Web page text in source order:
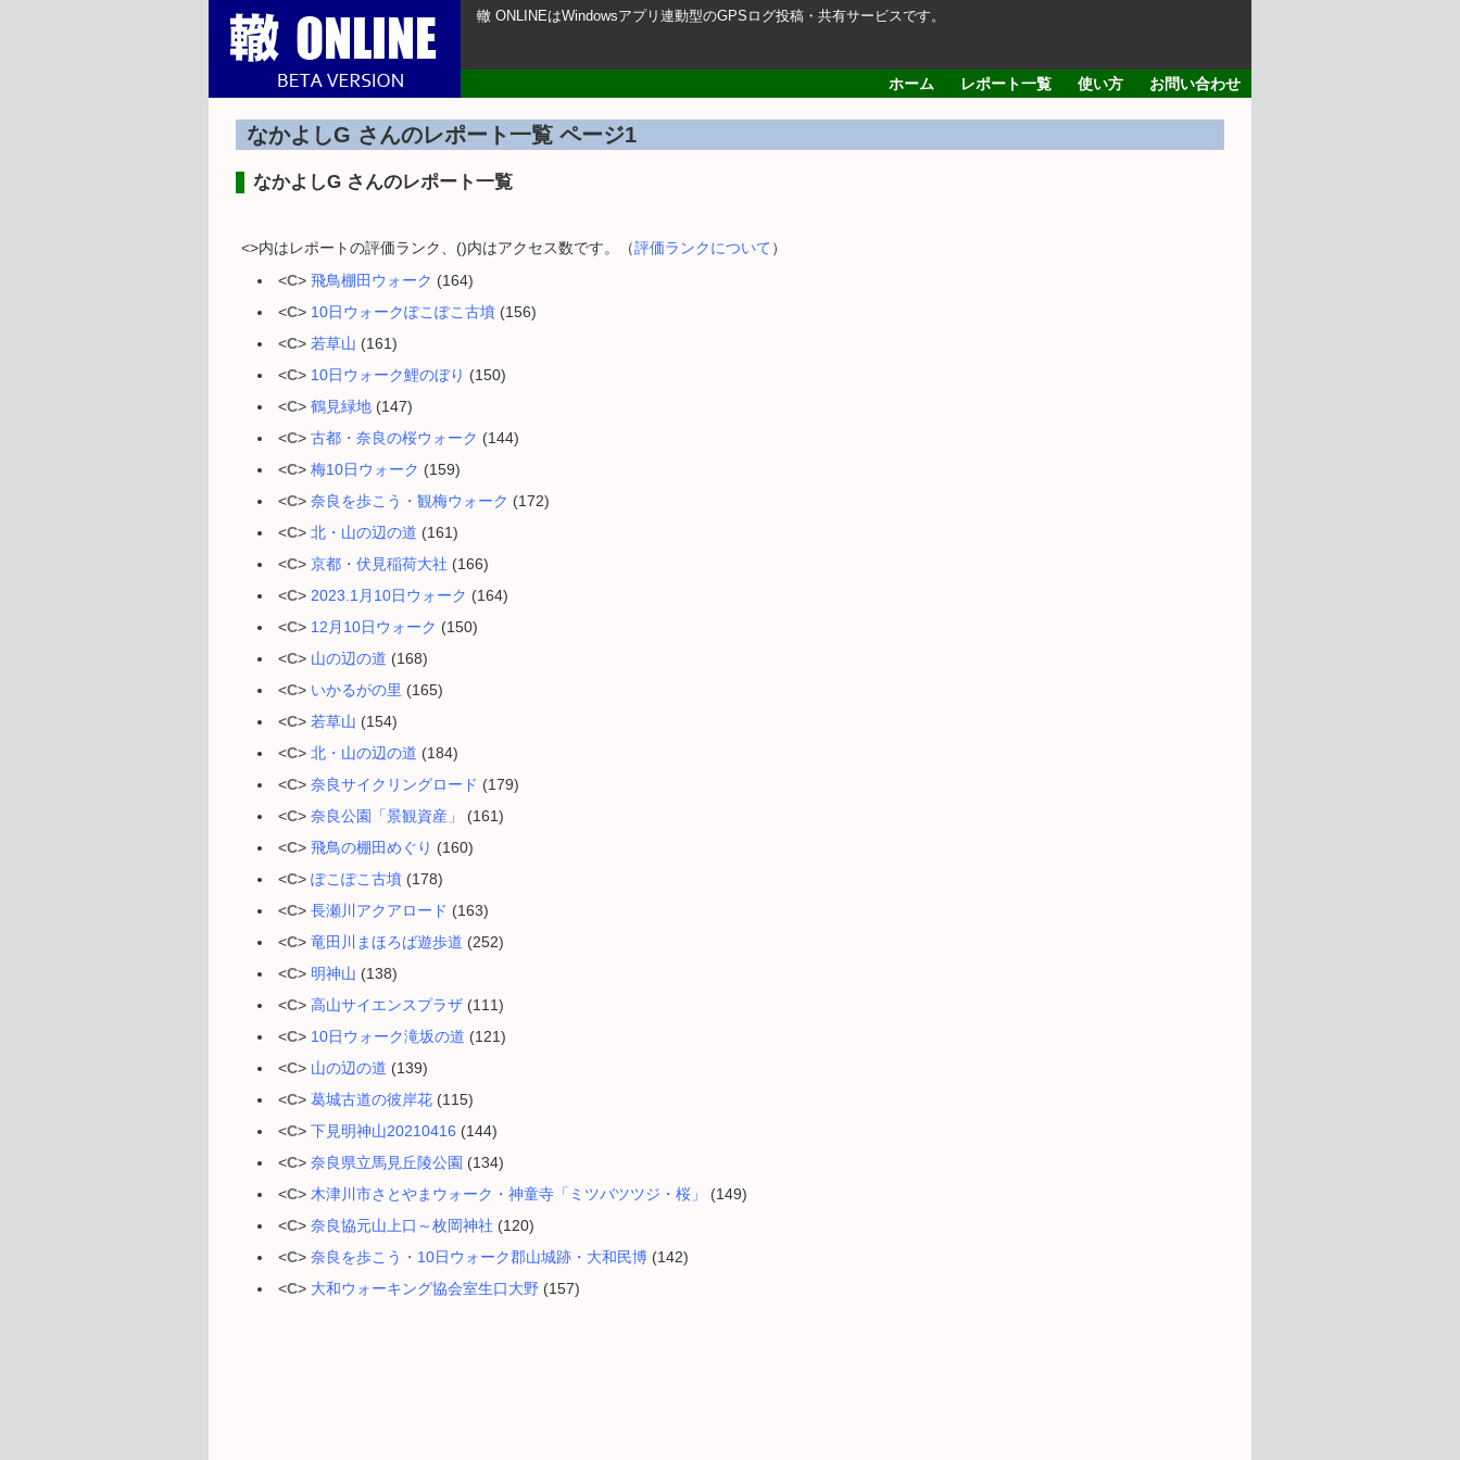
轍 ONLINEはWindowsアプリ連動型のGPSログ投稿・共有サービスです。
ホーム レポート一覧 使い方 お問い合わせ
なかよしG さんのレポート一覧 ページ1
なかよしG さんのレポート一覧
<>内はレポートの評価ランク、()内はアクセス数です。（評価ランクについて）
<C> 飛鳥棚田ウォーク (164)
<C> 10日ウォークぽこぽこ古墳 (156)
<C> 若草山 (161)
<C> 10日ウォーク鯉のぼり (150)
<C> 鶴見緑地 (147)
<C> 古都・奈良の桜ウォーク (144)
<C> 梅10日ウォーク (159)
<C> 奈良を歩こう・観梅ウォーク (172)
<C> 北・山の辺の道 (161)
<C> 京都・伏見稲荷大社 (166)
<C> 2023.1月10日ウォーク (164)
<C> 12月10日ウォーク (150)
<C> 山の辺の道 (168)
<C> いかるがの里 (165)
<C> 若草山 (154)
<C> 北・山の辺の道 (184)
<C> 奈良サイクリングロード (179)
<C> 奈良公園「景観資産」
(161)
<C> 飛鳥の棚田めぐり (160)
<C> ぽこぽこ古墳 (178)
<C> 長瀬川アクアロード (163)
<C> 竜田川まほろば遊歩道 (252)
<C> 明神山 (138)
<C> 高山サイエンスプラザ (111)
<C> 10日ウォーク滝坂の道 (121)
<C> 山の辺の道 (139)
<C> 葛城古道の彼岸花 (115)
<C> 下見明神山20210416 (144)
<C> 奈良県立馬見丘陵公園 (134)
<C> 木津川市さとやまウォーク・神童寺「ミツバツツジ・桜」
(149)
<C> 奈良協元山上口～枚岡神社 (120)
<C> 奈良を歩こう・10日ウォーク郡山城跡・大和民博 (142)
<C> 大和ウォーキング協会室生口大野 (157)